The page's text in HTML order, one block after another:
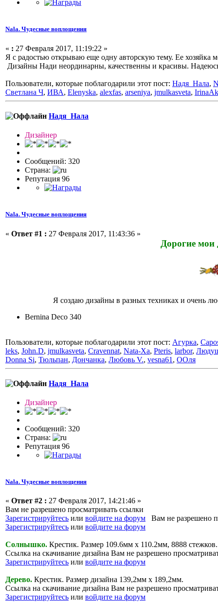
Nala. Чудесные воплощения
« : 27 Февраля 2017, 11:19:22 »
Я с радостью открываю еще одну авторскую тему. Ее хозяйка
Дизайны Нади неординарны, качественны и красивы.
Пользователи, которые поблагодарили этот пост: Надя_Нала,
Светлана Ч, ИВА, Elenyska, alexfas, arseniya, jmulkasveta,
Надя_Нала
Дизайнер
Сообщений: 320
Страна:
Репутация 96
Nala. Чудесные воплощения
« Ответ #1 : 27 Февраля 2017, 11:43:36 »
Дорогие мои
Я создаю дизайны в разных техниках и очень
Bernina Deco 340
Пользователи, которые поблагодарили этот пост: Агурка,
leks, John.D, jmulkasveta, Cravennat, Nata-Xa, Pteris, larbor,
Donna Si, Тюльпан, Дончанка, Любовь V., vesna61 , ООля
Надя_Нала
Дизайнер
Сообщений: 320
Страна:
Репутация 96
Nala. Чудесные воплощения
« Ответ #2 : 27 Февраля 2017, 14:21:46 »
Вам не разрешено просматривать ссылки
Зарегистрируйтесь или войдите на форум Вам не разрешено
Зарегистрируйтесь или войдите на форум
Солнышко. Крестик. Размер 109.6мм х 110.2мм, 8888 стежков.
Ссылка на скачивание дизайна Вам не разрешено
Зарегистрируйтесь или войдите на форум
Дерево. Крестик. Размер дизайна 139,2мм х 189,2мм.
Ссылка на скачивание дизайна Вам не разрешено
Зарегистрируйтесь или войдите на форум